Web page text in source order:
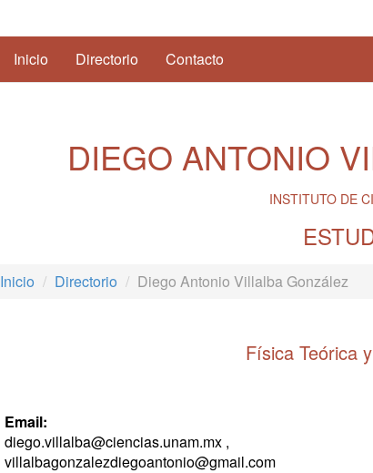
Inicio(current)Directorio Contacto
DIEGO ANTONIO
INSTITUTO DE
Inicio Directorio Diego Antonio Villalba González
Física Teórica
Email:
diego.villalba@ciencias.unam.mx ,
villalbagonzalezdiegoantonio@gmail.com